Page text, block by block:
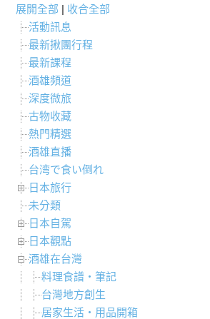
展開全部 | 收合全部
活動訊息
最新揪團行程
最新課程
酒雄頻道
深度微旅
古物收藏
熱門精選
酒雄直播
台湾で食い倒れ
日本旅行
未分類
日本自駕
日本觀點
酒雄在台灣
料理食譜・筆記
台灣地方創生
居家生活・用品開箱